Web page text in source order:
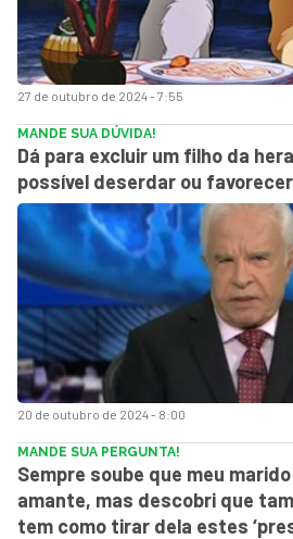
27 de outubro de 2024 - 7:55
20 de outubro de 2024 - 8:00
MANDE SUA DÚVIDA!
Dá para excluir um filho da
possível deserdar ou
MANDE SUA PERGUNTA!
Sempre soube que meu
amante, mas descobri que
tem como tirar dela estes